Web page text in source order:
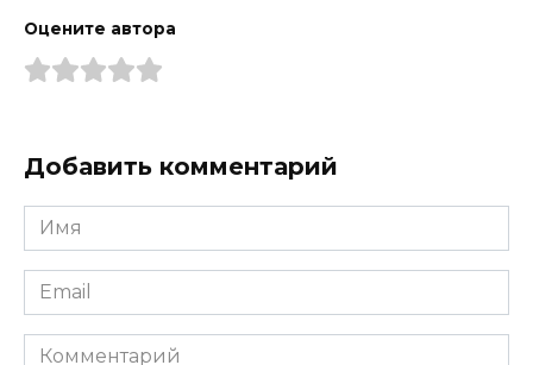
Оцените автора
Добавить комментарий
Имя
*
Email
*
Комментарий